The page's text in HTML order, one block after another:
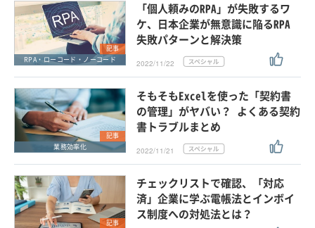
記事
RPA・ローコード・ノーコード
「個人頼みのRPA」が失敗するワ
ケ、日本企業が無意識に陥るRPA
失敗パターンと解決策
2022/11/22
記事
業務効率化
そもそもExcelを使った「契約書
の管理」がヤバい？ よくある契約
書トラブルまとめ
2022/11/21
記事
チェックリストで確認、「対応
済」企業に学ぶ電帳法とインボイ
ス制度への対処法とは？